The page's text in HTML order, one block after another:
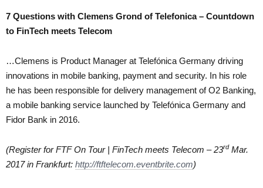
7 Questions with Clemens Grond of Telefonica – Countdown
to FinTech meets Telecom
…Clemens is Product Manager at Telefónica Germany driving
innovations in mobile banking, payment and security. In his role
he has been responsible for delivery management of O2 Banking,
a mobile banking service launched by Telefónica Germany and
Fidor Bank in 2016.
(Register for FTF On Tour | FinTech meets Telecom – 23rd Mar.
2017 in Frankfurt: http://ftftelecom.eventbrite.com)